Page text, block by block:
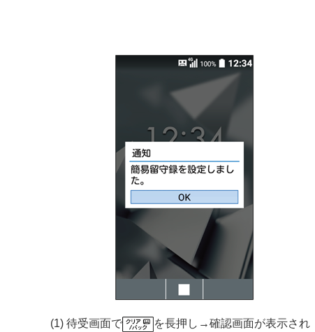
(1) 待受画面で
を長押し→確認画面が表示され